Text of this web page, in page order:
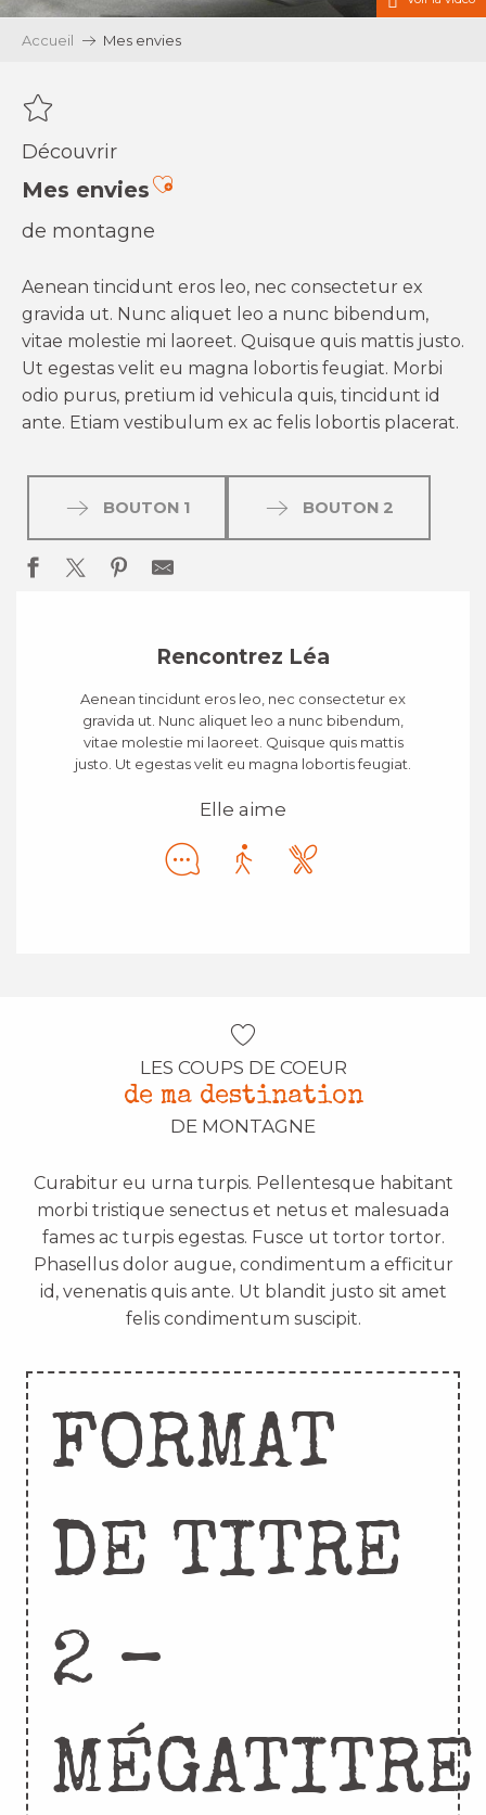
Accueil Mes envies
Découvrir
Mes enviesAjouter aux favoris
de montagne
Aenean tincidunt eros leo, nec consectetur ex
gravida ut. Nunc aliquet leo a nunc bibendum,
vitae molestie mi laoreet. Quisque quis mattis justo.
Ut egestas velit eu magna lobortis feugiat. Morbi
odio purus, pretium id vehicula quis, tincidunt id
ante. Etiam vestibulum ex ac felis lobortis placerat.
BOUTON 1 BOUTON 2
Rencontrez Léa
Aenean tincidunt eros leo, nec consectetur ex
gravida ut. Nunc aliquet leo a nunc bibendum,
vitae molestie mi laoreet. Quisque quis mattis
justo. Ut egestas velit eu magna lobortis feugiat.
Elle aime
LES COUPS DE COEUR
de ma destination
DE MONTAGNE
Curabitur eu urna turpis. Pellentesque habitant
morbi tristique senectus et netus et malesuada
fames ac turpis egestas. Fusce ut tortor tortor.
Phasellus dolor augue, condimentum a efficitur
id, venenatis quis ante. Ut blandit justo sit amet
felis condimentum suscipit.
FORMAT
DE TITRE
2 –
MÉGATITRE